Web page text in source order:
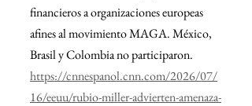
financieros a organizaciones europeas
afines al movimiento MAGA. México,
Brasil y Colombia no participaron.
https://cnnespanol.cnn.com/2026/07/
16/eeuu/rubio-miller-advierten-amenaza-